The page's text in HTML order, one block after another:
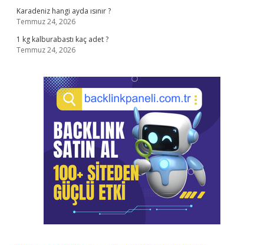
Karadeniz hangi ayda ısınır ?
Temmuz 24, 2026
1 kg kalburabastı kaç adet ?
Temmuz 24, 2026